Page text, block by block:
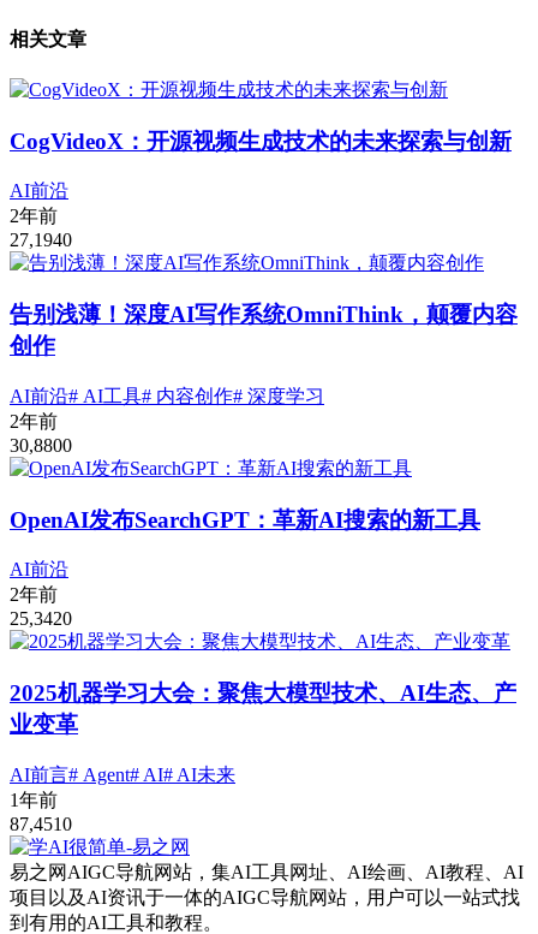
相关文章
CogVideoX：开源视频生成技术的未来探索与创新
AI前沿
2年前
27,1940
告别浅薄！深度AI写作系统OmniThink，颠覆内容
创作
AI前沿# AI工具# 内容创作# 深度学习
2年前
30,8800
OpenAI发布SearchGPT：革新AI搜索的新工具
AI前沿
2年前
25,3420
2025机器学习大会：聚焦大模型技术、AI生态、产
业变革
AI前言# Agent# AI# AI未来
1年前
87,4510
易之网AIGC导航网站，集AI工具网址、AI绘画、AI教程、AI
项目以及AI资讯于一体的AIGC导航网站，用户可以一站式找
到有用的AI工具和教程。